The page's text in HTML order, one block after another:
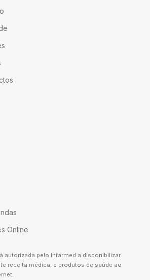
Online
autorizada pelo Infarmed a disponibilizar
receita médica, e produtos de saúde ao